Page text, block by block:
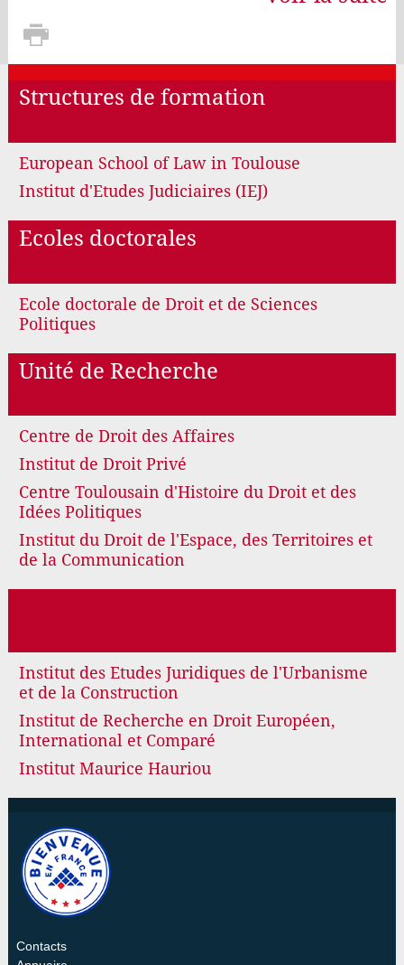
Structures de formation
European School of Law in Toulouse
Institut d'Etudes Judiciaires (IEJ)
Ecoles doctorales
Ecole doctorale de Droit et de Sciences
Politiques
Unité de Recherche
Centre de Droit des Affaires
Institut de Droit Privé
Centre Toulousain d'Histoire du Droit et des
Idées Politiques
Institut du Droit de l'Espace, des Territoires et
de la Communication
Institut des Etudes Juridiques de l'Urbanisme
et de la Construction
Institut de Recherche en Droit Européen,
International et Comparé
Institut Maurice Hauriou
Contacts